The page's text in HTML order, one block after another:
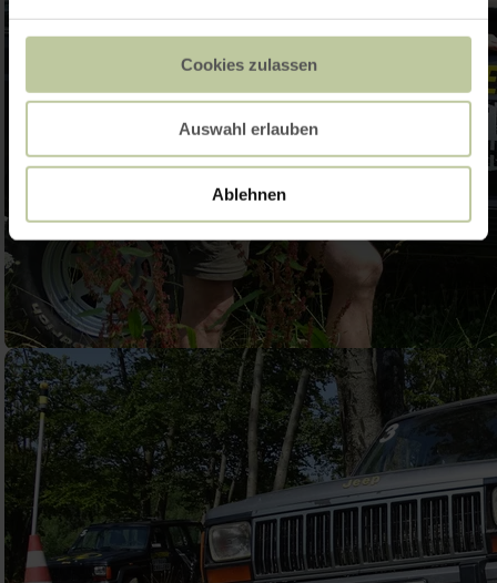
Cookies zulassen
Auswahl erlauben
Ablehnen